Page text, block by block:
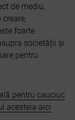
de mediu,
foarte
societății și
pentru
pentru cauciuc
acesteia aici